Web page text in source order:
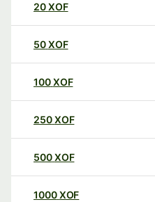
20XOF
50XOF
100XOF
250XOF
500XOF
1000XOF